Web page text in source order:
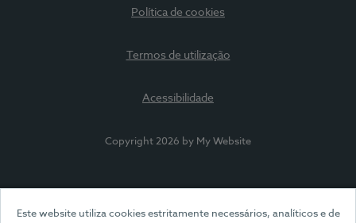
Este website utiliza cookies estritamente necessários, analíticos e de
Política de cookies
Termos de utilização
Acessibilidade
Copyright 2026 by My Website